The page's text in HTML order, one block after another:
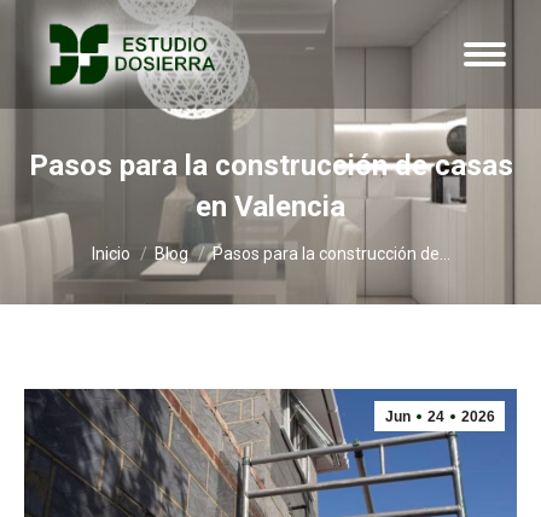
Pasos para la construcción de casas
en Valencia
Estás aquí:
Inicio Blog Pasos para la construcción de…
Jun 24 2026